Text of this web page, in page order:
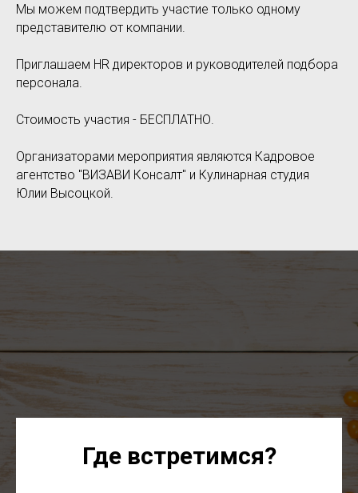
Мы можем подтвердить участие только одному
представителю от компании.
Приглашаем HR директоров и руководителей подбора
персонала.
Стоимость участия - БЕСПЛАТНО.
Организаторами мероприятия являются Кадровое
агентство "ВИЗАВИ Консалт" и Кулинарная студия
Юлии Высоцкой.
Где встретимся?